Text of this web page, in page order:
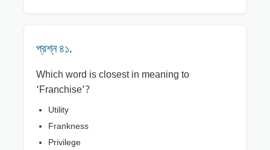
প্রশ্ন ৪১.
Which word is closest in meaning to
‘Franchise’?
Utility
Frankness
Privilege